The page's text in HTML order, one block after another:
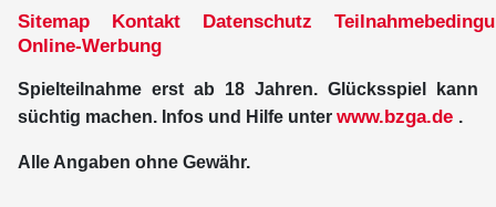
Sitemap Kontakt Datenschutz
Online-Werbung
Spielteilnahme erst ab 18 Jahren. Glücksspiel kann
süchtig machen. Infos und Hilfe unter www.bzga.de .
Alle Angaben ohne Gewähr.